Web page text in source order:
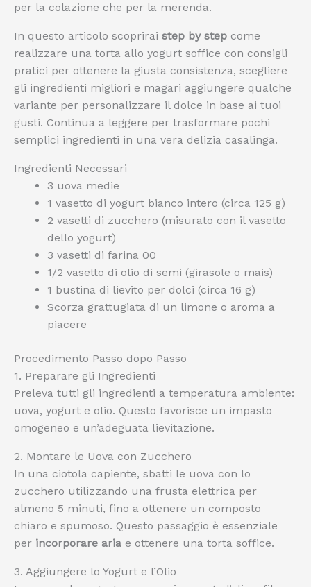
per la colazione che per la merenda.
In questo articolo scoprirai step by step come
realizzare una torta allo yogurt soffice con consigli
pratici per ottenere la giusta consistenza, scegliere
gli ingredienti migliori e magari aggiungere qualche
variante per personalizzare il dolce in base ai tuoi
gusti. Continua a leggere per trasformare pochi
semplici ingredienti in una vera delizia casalinga.
Ingredienti Necessari
3 uova medie
1 vasetto di yogurt bianco intero (circa 125 g)
2 vasetti di zucchero (misurato con il vasetto
dello yogurt)
3 vasetti di farina 00
1/2 vasetto di olio di semi (girasole o mais)
1 bustina di lievito per dolci (circa 16 g)
Scorza grattugiata di un limone o aroma a
piacere
Procedimento Passo dopo Passo
1. Preparare gli Ingredienti
Preleva tutti gli ingredienti a temperatura ambiente:
uova, yogurt e olio. Questo favorisce un impasto
omogeneo e un’adeguata lievitazione.
2. Montare le Uova con Zucchero
In una ciotola capiente, sbatti le uova con lo
zucchero utilizzando una frusta elettrica per
almeno 5 minuti, fino a ottenere un composto
chiaro e spumoso. Questo passaggio è essenziale
per incorporare aria e ottenere una torta soffice.
3. Aggiungere lo Yogurt e l’Olio